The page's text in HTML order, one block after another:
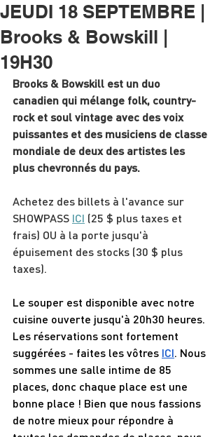
JEUDI 18 SEPTEMBRE |
Brooks & Bowskill |
19H30
Brooks & Bowskill est un duo
canadien qui mélange folk, country-
rock et soul vintage avec des voix
puissantes et des musiciens de classe
mondiale de deux des artistes les
plus chevronnés du pays.
Achetez des billets à l'avance sur
SHOWPASS ICI (25 $ plus taxes et
frais) OU à la porte jusqu'à
épuisement des stocks (30 $ plus
taxes).
Le souper est disponible avec notre
cuisine ouverte jusqu'à 20h30 heures.
Les réservations sont fortement
suggérées - faites les vôtres ICI. Nous
sommes une salle intime de 85
places, donc chaque place est une
bonne place ! Bien que nous fassions
de notre mieux pour répondre à